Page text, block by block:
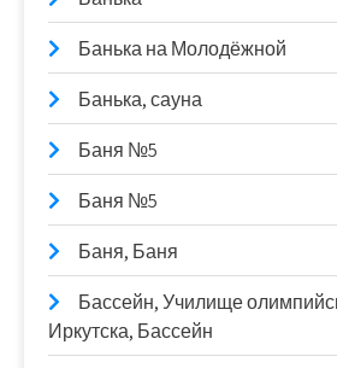
Банька на Молодёжной
Банька, сауна
Баня №5
Баня №5
Баня, Баня
Бассейн, Училище
Иркутска, Бассейн